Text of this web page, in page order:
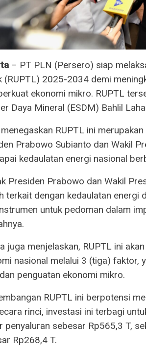
– PT PLN (Persero) siap
(RUPTL) 2025-2034 demi
ekonomi mikro. RUPTL
Daya Mineral (ESDM) Bahlil
menegaskan RUPTL ini
Prabowo Subianto dan Wakil
kedaulatan energi nasional
Presiden Prabowo dan Wakil
terkait dengan kedaulatan energi
untuk pedoman dalam
juga menjelaskan, RUPTL ini
nasional melalui 3 (tiga) faktor,
penguatan ekonomi mikro.
RUPTL ini berpotensi
rinci, investasi ini terbagi
penyaluran sebesar Rp565,3 T,
Rp268,4 T.